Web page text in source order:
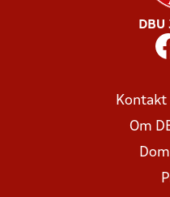
DBU
Kontakt
Om